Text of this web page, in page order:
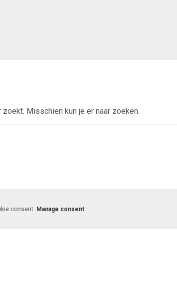
Misschien kun je er naar zoeken.
consent: Manage consent